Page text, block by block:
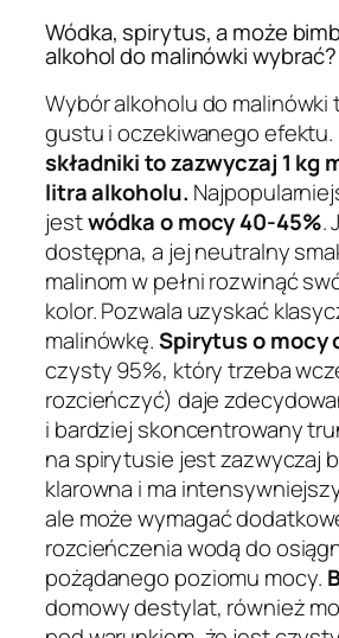
Wódka, spirytus, a może
alkohol do malinówki wybrać?
Wybór alkoholu do malinówki
gustu i oczekiwanego efektu.
składniki to zazwyczaj 1 kg
litra alkoholu.
jestwódka o mocy 40-45%.
dostępna, a jej neutralny
malinom w pełni rozwinąć
kolor. Pozwala uzyskać
malinówkę.Spirytus o mocy
czysty 95%, który trzeba
rozcieńczyć) daje
i bardziej skoncentrowany
na spirytusie jest zazwyczaj
klarowna i ma
ale może wymagać
rozcieńczenia wodą do
pożądanego poziomu mocy.
domowy destylat, również